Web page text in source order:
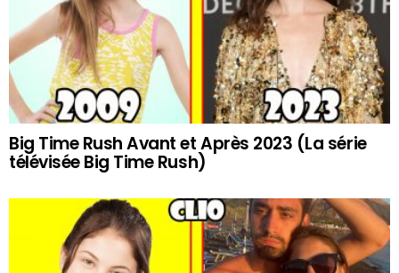
Big Time Rush Avant et Après 2023 (La série
télévisée Big Time Rush)